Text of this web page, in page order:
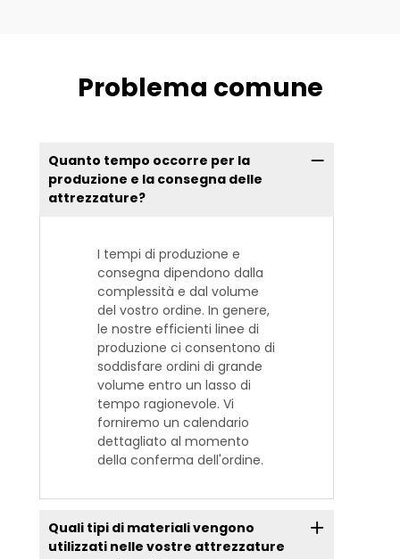
Problema comune
Quanto tempo occorre per la
produzione e la consegna delle
attrezzature?
I tempi di produzione e
consegna dipendono dalla
complessità e dal volume
del vostro ordine. In genere,
le nostre efficienti linee di
produzione ci consentono di
soddisfare ordini di grande
volume entro un lasso di
tempo ragionevole. Vi
forniremo un calendario
dettagliato al momento
della conferma dell'ordine.
Quali tipi di materiali vengono
utilizzati nelle vostre attrezzature